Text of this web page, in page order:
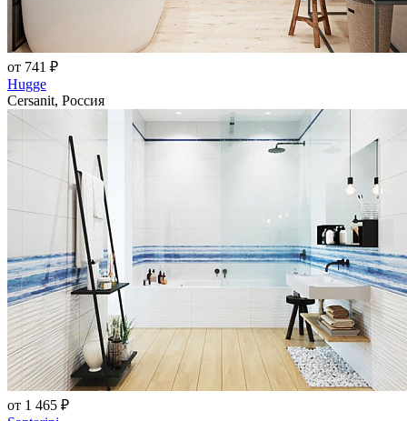
от 741 ₽
Hugge
Cersanit, Россия
от 1 465 ₽